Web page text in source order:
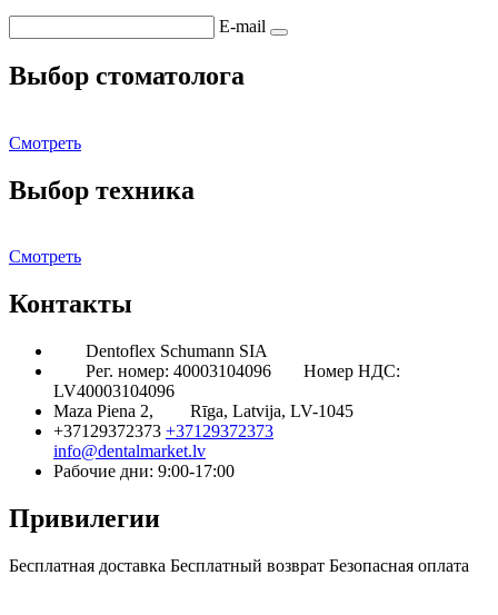
E-mail
Выбор стоматолога
Смотреть
Выбор техника
Смотреть
Контакты
Dentoflex Schumann SIA
Рег. номер: 40003104096
Номер НДС:
LV40003104096
Maza Piena 2,
Rīga, Latvija, LV-1045
+37129372373 +37129372373
info@dentalmarket.lv
Рабочие дни: 9:00-17:00
Привилегии
Бесплатная доставка Бесплатный возврат Безопасная оплата